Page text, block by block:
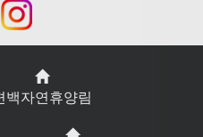
백자연휴양림